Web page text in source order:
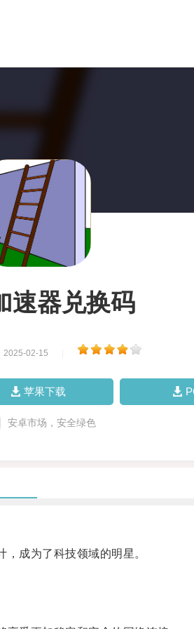
速器兑换码
2025-02-15
苹果下载
安卓市场，安全绿色
成为了科技领域的明星。